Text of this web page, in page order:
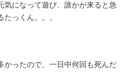
気になって遊び、誰かが来ると急
っくん。。。
かったので、一日中何回も死んだ